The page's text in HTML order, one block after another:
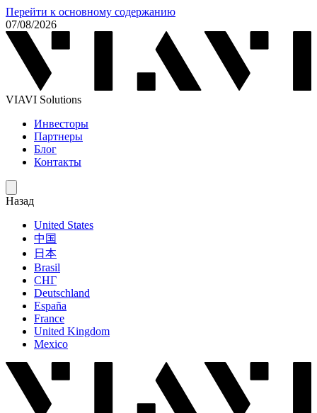
Перейти к основному содержанию
07/08/2026
VIAVI Solutions
Инвесторы
Партнеры
Блог
Контакты
Назад
United States
中国
日本
Brasil
СНГ
Deutschland
España
France
United Kingdom
Mexico